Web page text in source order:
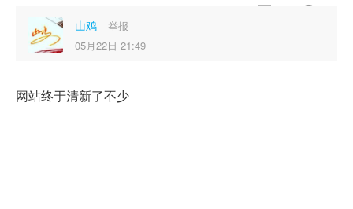
 
山鸡
举报
05月22日 21:49
网站终于清新了不少